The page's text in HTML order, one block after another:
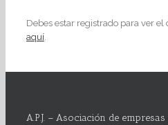
Debes estar registrado para ver
aquí.
A.P.J. – Asociación de